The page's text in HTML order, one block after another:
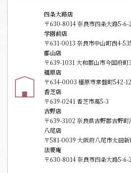
四条大路店
〒630-8014 奈良市四条大路5-6-
学園前店
〒631-0013 奈良市中山町西4-
郡山店
〒639-1031 大和郡山市今国府町
橿原店
〒634-0003 橿原市常盤町542-
香芝店
〒639-0241 香芝市高5-3
吉野店
〒639-3102 奈良県吉野郡吉野町
八尾店
〒581-0039 大阪府八尾市太田新
法要庵
〒630-8014 奈良市四条大路5-6-